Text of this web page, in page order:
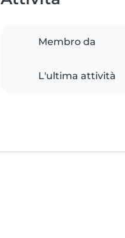
Membro da
L'ultima attività